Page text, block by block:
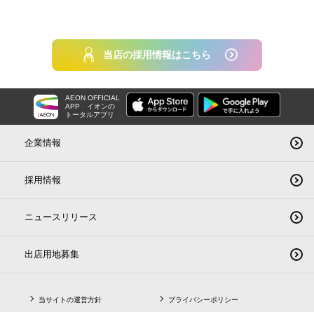
当店の採用情報はこちら
AEON OFFICIAL
APP
イオンの
トータルアプリ
企業情報
採用情報
ニュースリリース
出店用地募集
当サイトの運営方針 プライバシーポリシー